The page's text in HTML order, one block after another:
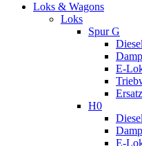
Loks & Wagons
Loks
Spur G
E-
H0
E-